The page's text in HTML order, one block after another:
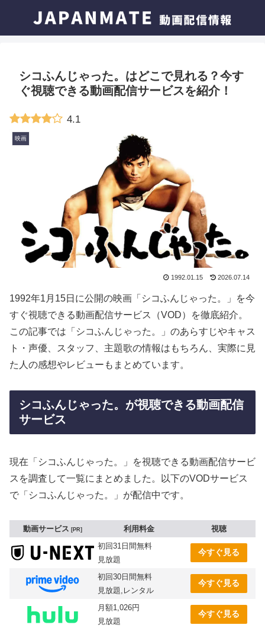
シコふんじゃった。はどこで見れる？今す
ぐ視聴できる動画配信サービスを紹介！
4.1
映画
1992.01.15 2026.07.14
1992年1月15日に公開の映画「シコふんじゃった。」を今
すぐ視聴できる動画配信サービス（VOD）を徹底紹介。
この記事では「シコふんじゃった。」のあらすじやキャス
ト・声優、スタッフ、主題歌の情報はもちろん、実際に見
た人の感想やレビューもまとめています。
シコふんじゃった。が視聴できる動画配信
サービス
現在「シコふんじゃった。」を視聴できる動画配信サービ
スを調査して一覧にまとめました。以下のVODサービス
で「シコふんじゃった。」が配信中です。
動画サービス PR 利用料金
視聴
初回31日間無料
見放題
今すぐ見る
初回30日間無料
見放題,レンタル
今すぐ見る
月額1,026円
見放題
今すぐ見る